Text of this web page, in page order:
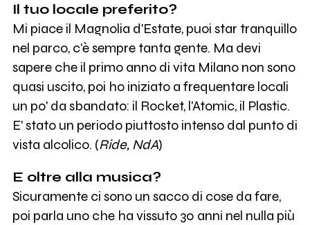
Il tuo locale preferito?
Mi piace il Magnolia d'Estate, puoi star tranquillo
nel parco, c'è sempre tanta gente. Ma devi
sapere che il primo anno di vita Milano non sono
quasi uscito, poi ho iniziato a frequentare locali
un po' da sbandato: il Rocket, l'Atomic, il Plastic.
E' stato un periodo piuttosto intenso dal punto di
vista alcolico. (Ride, NdA)
E oltre alla musica?
Sicuramente ci sono un sacco di cose da fare,
poi parla uno che ha vissuto 30 anni nel nulla più